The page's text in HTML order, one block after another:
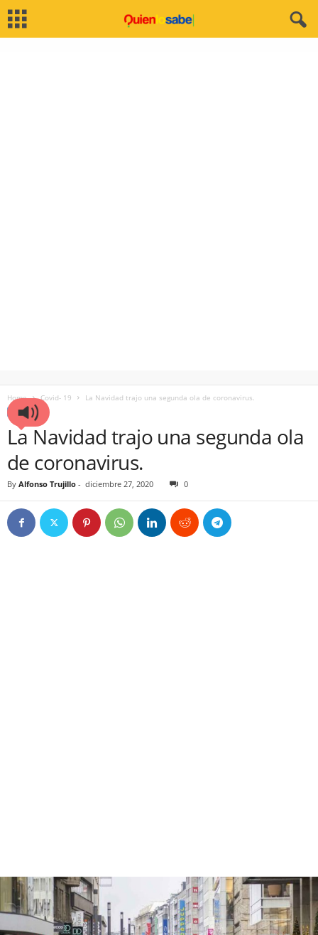
Home Covid- 19 La Navidad trajo una segunda ola de coronavirus.
COVID- 19
La Navidad trajo una segunda ola
de coronavirus.
By Alfonso Trujillo - diciembre 27, 2020 0